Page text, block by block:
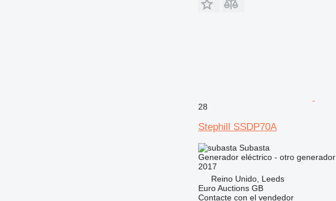
28
Stephill SSDP70A
Subasta
Generador eléctrico - otro generador
2017
Reino Unido, Leeds
Euro Auctions GB
Contacte con el vendedor